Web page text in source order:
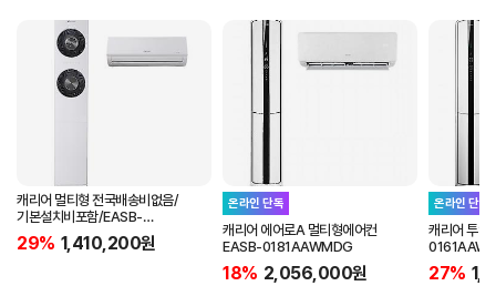
캐리어 멀티형 전국배송비없음/
기본설치비포함/EASB-
0181ZAWMDG
29% 1,410,200원
온라인 단독
캐리어 에어로A 멀티형에어컨
EASB-0181AAWMDG
18% 2,056,000원
온라인 단독
캐리어 투인원 에어
무료배송 실
27%